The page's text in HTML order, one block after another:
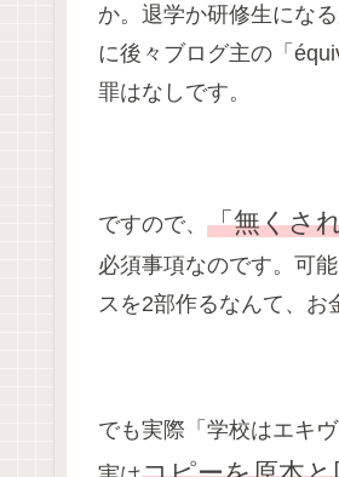
か。退学か研修生にな
に後々ブログ主の「
罪はなしです。
ですので、 「無くさ
必須事項なのです。可
スを2部作るなんて、お
でも実際「学校はエキ